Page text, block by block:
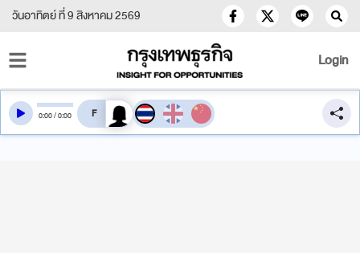
วันอาทิตย์ ที่ 9 สิงหาคม 2569
Login
0:00/0:00 สลับเสียงอ่าน